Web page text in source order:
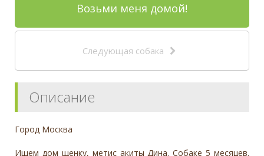
Возьми меня домой!
Следующая собака
Описание
Город Москва
Ищем дом щенку, метис акиты Дина. Собаке 5 месяцев.